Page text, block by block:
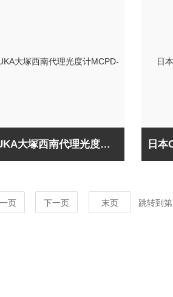
日本OTSUKA大塚西南代理光度计MCPD-6800
一页 下一页 末页 跳转到第